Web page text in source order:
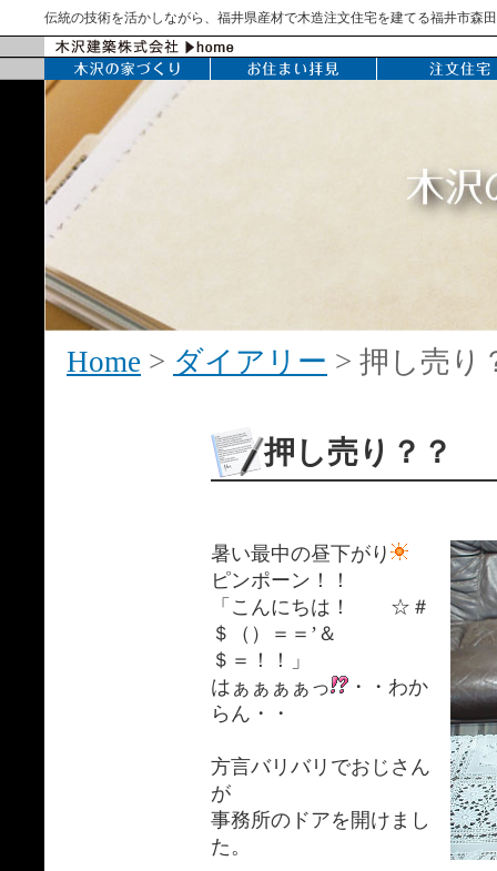
伝統の技術を活かしながら、福井県産材で木造注文住宅を建てる福井市森
Home > ダイアリー > 押し売り
押し売り？？
暑い最中の昼下がり
ピンポーン！！
「こんにちは！ ☆＃
＄（）＝＝’＆
＄＝！！」
はぁぁぁぁっ
・・わか
らん・・
方言バリバリでおじさん
が
事務所のドアを開けまし
た。